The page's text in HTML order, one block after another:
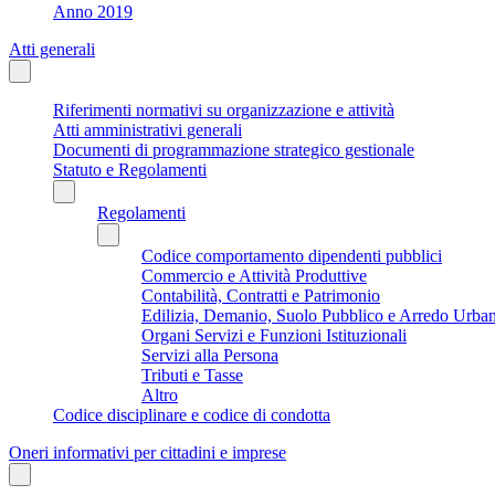
Anno 2019
Atti generali
Riferimenti normativi su organizzazione e attività
Atti amministrativi generali
Documenti di programmazione strategico gestionale
Statuto e Regolamenti
Regolamenti
Codice comportamento dipendenti pubblici
Commercio e Attività Produttive
Contabilità, Contratti e Patrimonio
Edilizia, Demanio, Suolo Pubblico e Arredo
Organi Servizi e Funzioni Istituzionali
Servizi alla Persona
Tributi e Tasse
Altro
Codice disciplinare e codice di condotta
Oneri informativi per cittadini e imprese